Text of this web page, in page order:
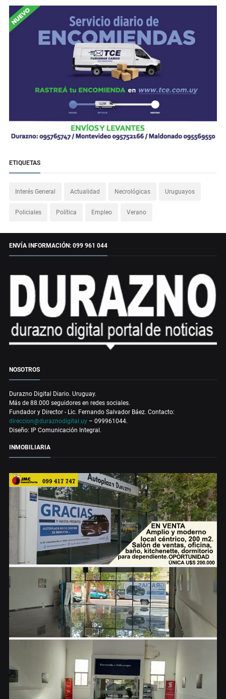
ETIQUETAS
Interés General Actualidad Necrológicas Uruguayos
Policiales Política Empleo Verano
ENVÍA INFORMACIÓN: 099 961 044
NOSOTROS
Durazno Digital Diario. Uruguay.
Más de 88.000 seguidores en redes sociales.
Fundador y Director - Lic. Fernando Salvador Báez. Contacto:
direccion@duraznodigital.uy – 099961044.
Diseño: IP Comunicación Integral.
INMOBILIARIA